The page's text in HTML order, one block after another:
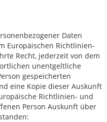
Daten
Europäischen Richtlinien-
Recht, jederzeit von dem
unentgeltliche
gespeicherten
eine Kopie dieser Auskunft
Richtlinien- und
Person Auskunft über